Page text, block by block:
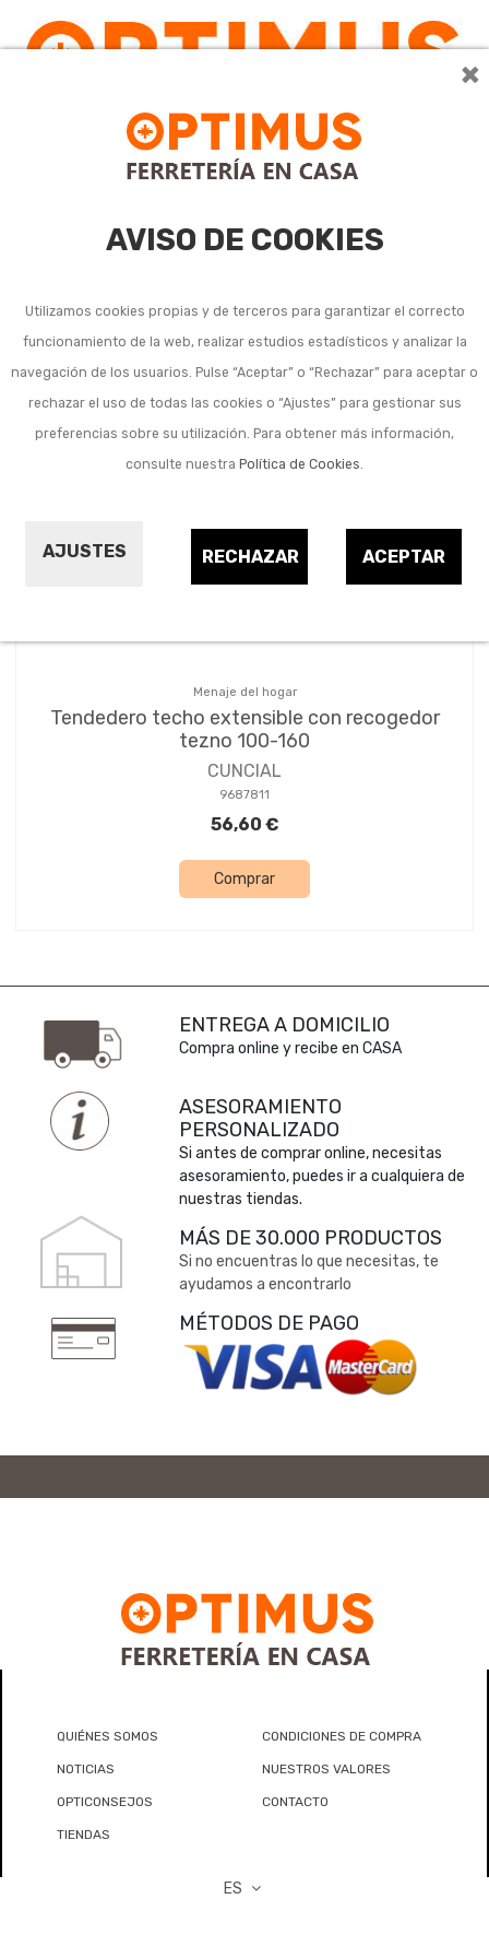
×
AVISO DE COOKIES
Utilizamos cookies propias y de terceros para garantizar el correcto
funcionamiento de la web, realizar estudios estadísticos y analizar la
navegación de los usuarios. Pulse “Aceptar” o “Rechazar” para aceptar o
rechazar el uso de todas las cookies o “Ajustes” para gestionar sus
preferencias sobre su utilización. Para obtener más información,
consulte nuestra Política de Cookies.
AJUSTES ACEPTAR
RECHAZAR
Tendederos fijos de
techo y avión
Menaje del hogar
Tendedero techo extensible con recogedor
tezno 100-160
CUNCIAL
9687811
56,60 €
Comprar
ENTREGA A DOMICILIO
Compra online y recibe en CASA
ASESORAMIENTO
PERSONALIZADO
Si antes de comprar online, necesitas
asesoramiento, puedes ir a cualquiera de
nuestras tiendas.
MÁS DE 30.000 PRODUCTOS
Si no encuentras lo que necesitas, te
ayudamos a encontrarlo
MÉTODOS DE PAGO
QUIÉNES SOMOS CONDICIONES DE COMPRA
NOTICIAS NUESTROS VALORES
OPTICONSEJOS CONTACTO
TIENDAS
ES